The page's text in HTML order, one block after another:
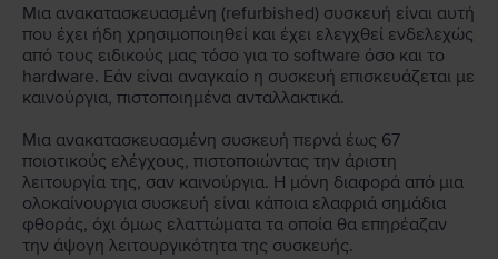
Μια ανακατασκευασμένη (refurbished) συσκευή είναι αυτή
που έχει ήδη χρησιμοποιηθεί και έχει ελεγχθεί ενδελεχώς
από τους ειδικούς μας τόσο για το software όσο και το
hardware. Εάν είναι αναγκαίο η συσκευή επισκευάζεται με
καινούργια, πιστοποιημένα ανταλλακτικά.
Μια ανακατασκευασμένη συσκευή περνά έως 67
ποιοτικούς ελέγχους, πιστοποιώντας την άριστη
λειτουργία της, σαν καινούργια. Η μόνη διαφορά από μια
ολοκαίνουργια συσκευή είναι κάποια ελαφριά σημάδια
φθοράς, όχι όμως ελαττώματα τα οποία θα επηρέαζαν
την άψογη λειτουργικότητα της συσκευής.